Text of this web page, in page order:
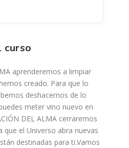
curso
aprenderemos a limpiar
creado. Para que lo
deshacernos de lo
meter vino nuevo en
DEL ALMA cerraremos
que el Universo abra nuevas
destinadas para ti.Vamos